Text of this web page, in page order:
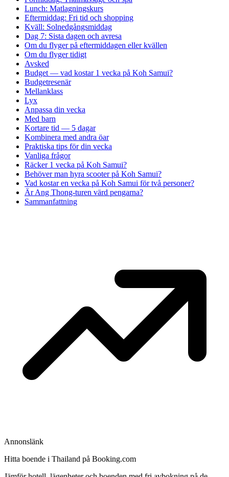
Lunch: Matlagningskurs
Eftermiddag: Fri tid och shopping
Kväll: Solnedgångsmiddag
Dag 7: Sista dagen och avresa
Om du flyger på eftermiddagen eller kvällen
Om du flyger tidigt
Avsked
Budget — vad kostar 1 vecka på Koh Samui?
Budgetresenär
Mellanklass
Lyx
Anpassa din vecka
Med barn
Kortare tid — 5 dagar
Kombinera med andra öar
Praktiska tips för din vecka
Vanliga frågor
Räcker 1 vecka på Koh Samui?
Behöver man hyra scooter på Koh Samui?
Vad kostar en vecka på Koh Samui för två personer?
Är Ang Thong-turen värd pengarna?
Sammanfattning
Annonslänk
Hitta boende i Thailand på Booking.com